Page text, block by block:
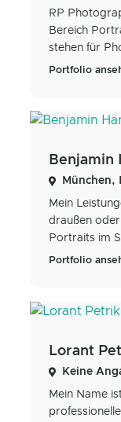
RP
Bereich
stehen für
Portfolio
Benjamin
München,
Mein
draußen
Portraits im
Portfolio
Lorant
Keine
Mein Name